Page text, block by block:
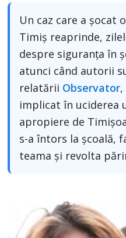
Un caz care a șocat
Timiș reaprinde,
despre siguranța în
atunci când autorii
relatării Observator
implicat în uciderea
apropiere de
s-a întors la școală,
teama și revolta